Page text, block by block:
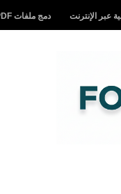
دمج ملفات PDF